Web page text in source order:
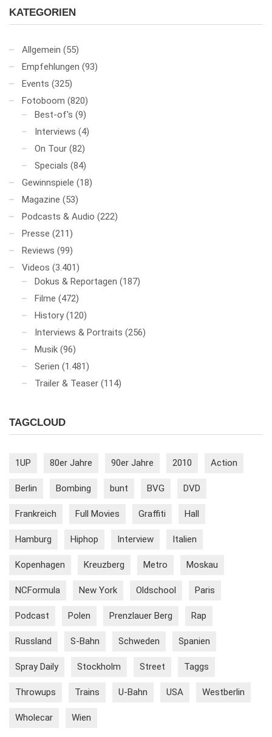
KATEGORIEN
Allgemein (55)
Empfehlungen (93)
Events (325)
Fotoboom (820)
Best-of's (9)
Interviews (4)
On Tour (82)
Specials (84)
Gewinnspiele (18)
Magazine (53)
Podcasts & Audio (222)
Presse (211)
Reviews (99)
Videos (3.401)
Dokus & Reportagen (187)
Filme (472)
History (120)
Interviews & Portraits (256)
Musik (96)
Serien (1.481)
Trailer & Teaser (114)
TAGCLOUD
1UP 80er Jahre 90er Jahre 2010 Action
Berlin Bombing bunt BVG DVD
Frankreich Full Movies Graffiti Hall
Hamburg Hiphop Interview Italien
Kopenhagen Kreuzberg Metro Moskau
NCFormula New York Oldschool Paris
Podcast Polen Prenzlauer Berg Rap
Russland S-Bahn Schweden Spanien
Spray Daily Stockholm Street Taggs
Throwups Trains U-Bahn USA Westberlin
Wholecar Wien